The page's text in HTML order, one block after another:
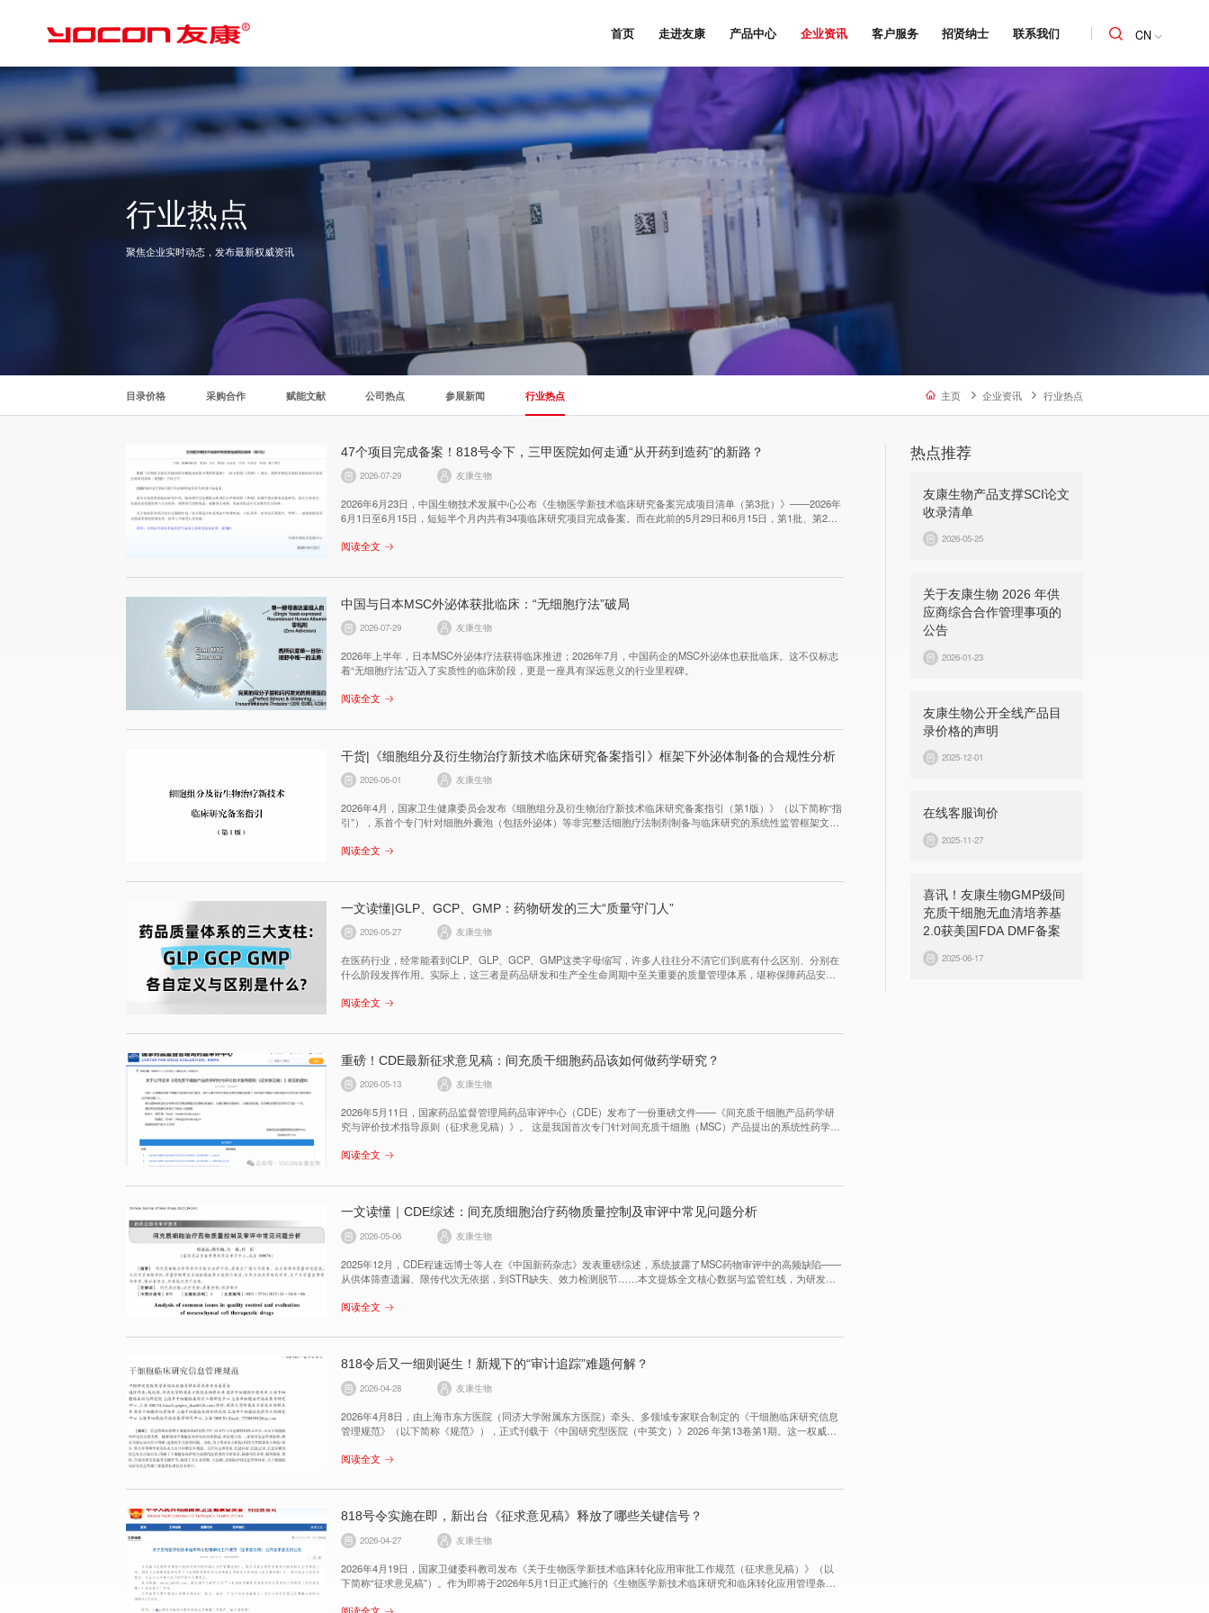
CN
首页 走进友康 产品中心 企业资讯 客户服务 招贤纳士 联系我们
行业热点
聚焦企业实时动态，发布最新权威资讯
主页 企业资讯 行业热点
目录价格 采购合作 赋能文献 公司热点 参展新闻 行业热点
47个项目完成备案！818号令下，三甲医院如何走通“从开药到造药”的新路？
2026-07-29 友康生物
2026年6月23日，中国生物技术发展中心公布《生物医学新技术临床研究备案完成项目清单（第3批）》——2026年
6月1日至6月15日，短短半个月内共有34项临床研究项目完成备案。而在此前的5月29日和6月15日，第1批、第2批
院第818号令）正式施行以来，全国已有三甲医院的47个项目完成备案。
阅读全文
中国与日本MSC外泌体获批临床：“无细胞疗法”破局
2026-07-29 友康生物
2026年上半年，日本MSC外泌体疗法获得临床推进；2026年7月，中国药企的MSC外泌体也获批临床。这不仅标志
着“无细胞疗法”迈入了实质性的临床阶段，更是一座具有深远意义的行业里程碑。
阅读全文
干货|《细胞组分及衍生物治疗新技术临床研究备案指引》框架下外泌体制备的合规性分析
2026-06-01 友康生物
2026年4月，国家卫生健康委员会发布《细胞组分及衍生物治疗新技术临床研究备案指引（第1版）》（以下简称“指
引”），系首个专门针对细胞外囊泡（包括外泌体）等非完整活细胞疗法制剂制备与临床研究的系统性监管框架文
性亚型，属于本指引核心规制对象。
阅读全文
一文读懂|GLP、GCP、GMP：药物研发的三大“质量守门人”
2026-05-27 友康生物
在医药行业，经常能看到CLP、GLP、GCP、GMP这类字母缩写，许多人往往分不清它们到底有什么区别、分别在
什么阶段发挥作用。实际上，这三者是药品研发和生产全生命周期中至关重要的质量管理体系，堪称保障药品安全
阅读全文
重磅！CDE最新征求意见稿：间充质干细胞药品该如何做药学研究？
2026-05-13 友康生物
2026年5月11日，国家药品监督管理局药品审评中心（CDE）发布了一份重磅文件——《间充质干细胞产品药学研
究与评价技术指导原则（征求意见稿）》。 这是我国首次专门针对间充质干细胞（MSC）产品提出的系统性药学研
行业意味着什么？本文为您逐一拆解。
阅读全文
一文读懂｜CDE综述：间充质细胞治疗药物质量控制及审评中常见问题分析
2026-05-06 友康生物
2025年12月，CDE程速远博士等人在《中国新药杂志》发表重磅综述，系统披露了MSC药物审评中的高频缺陷——
从供体筛查遗漏、限传代次无依据，到STR缺失、效力检测脱节……本文提炼全文核心数据与监管红线，为研发与
阅读全文
818令后又一细则诞生！新规下的“审计追踪”难题何解？
2026-04-28 友康生物
2026年4月8日，由上海市东方医院（同济大学附属东方医院）牵头、多领域专家联合制定的《干细胞临床研究信息
管理规范》（以下简称《规范》），正式刊载于《中国研究型医院（中英文）》2026 年第13卷第1期。这一权威标
入高质量、可追溯、安全可控的规范化发展新阶段。
阅读全文
818号令实施在即，新出台《征求意见稿》释放了哪些关键信号？
2026-04-27 友康生物
​2026年4月19日，国家卫健委科教司发布《关于生物医学新技术临床转化应用审批工作规范（征求意见稿）》（以
下简称“征求意见稿”）。作为即将于2026年5月1日正式施行的《生物医学新技术临床研究和临床转化应用管理条
阅读全文
热点推荐
友康生物产品支撑SCI论文
收录清单
2026-05-25
关于友康生物 2026 年供
应商综合合作管理事项的
公告
2026-01-23
友康生物公开全线产品目
录价格的声明
2025-12-01
在线客服询价
2025-11-27
喜讯！友康生物GMP级间
充质干细胞无血清培养基
2.0获美国FDA DMF备案
2025-06-17